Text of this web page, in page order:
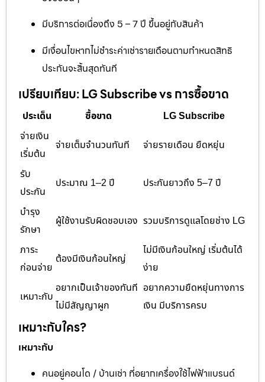
มีบริการต่อเนื่องถึง 5 – 7 ปี ขึ้นอยู่กับสินค้า
มีเงื่อนไขหากไม่ชำระค่าเช่ารายเดือนตามกำหนดสิทธิ
ประกันจะสิ้นสุดทันที
เปรียบเทียบ: LG Subscribe vs การซื้อขาด
ประเด็น ซื้อขาด
LG Subscribe
จ่ายเงิน
เริ่มต้น
จ่ายเต็มจำนวนทันที จ่ายรายเดือน ยืดหยุ่น
รับ
ประกัน
ประมาณ 1–2 ปี ประกันยาวถึง 5–7 ปี
บำรุง
รักษา
ผู้ใช้งานรับผิดชอบเอง รวมบริการดูแลโดยช่าง LG
ภาระ
ก่อนจ่าย
ต้องมีเงินก้อนใหญ่
ไม่มีเงินก้อนใหญ่ เริ่มต้นได้
ง่าย
เหมาะกับ
อยากเป็นเจ้าของทันที
ไม่มีสัญญาผูก
อยากความยืดหยุ่นทางการ
เงิน มีบริการครบ
เหมาะกับใคร?
เหมาะกับ
คนอยู่คอนโด / บ้านเช่า ที่อยากเครื่องใช้ไฟฟ้าแบรนด์